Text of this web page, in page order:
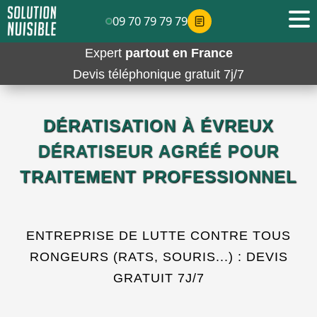
Expert partout en France
Devis téléphonique gratuit 7j/7
DÉRATISATION À ÉVREUX
DÉRATISEUR AGRÉÉ POUR
TRAITEMENT PROFESSIONNEL
ENTREPRISE DE LUTTE CONTRE TOUS
RONGEURS (RATS, SOURIS...) : DEVIS
GRATUIT 7J/7
09 70 79 79 79